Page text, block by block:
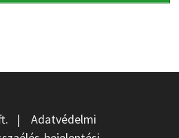
| Adatvédelmi